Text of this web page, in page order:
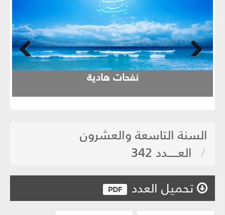
نفحات هادية Next
السنة التاسعة والعشرون
العـــــدد 342
تحميل العدد